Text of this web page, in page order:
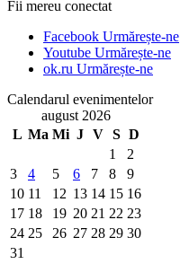
Fii mereu conectat
Facebook Urmărește-ne
Youtube Urmărește-ne
ok.ru Urmărește-ne
Calendarul evenimentelor
august 2026
L Ma Mi J V S D
1
2
3
4 5 6 7 8
9
10 11 12 13 14 15 16
17 18 19 20 21 22 23
24 25 26 27 28 29 30
31